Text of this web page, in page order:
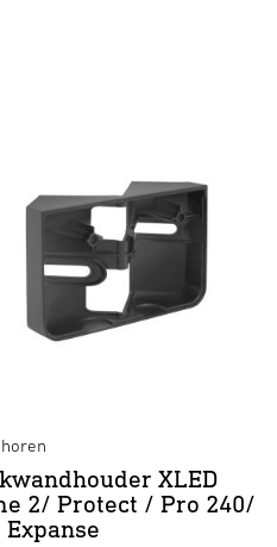
XLED
2/ Protect / Pro 240/
Expanse